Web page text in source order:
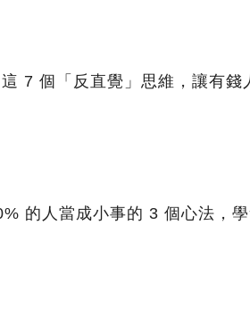
7 個「反直覺」思維，讓有錢
的人當成小事的 3 個心法，